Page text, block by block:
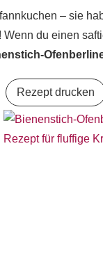
– sie
du einen
Rezept drucken